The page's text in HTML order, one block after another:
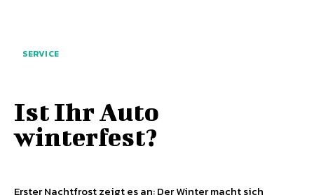
SERVICE
Ist Ihr Auto
winterfest?
Erster Nachtfrost zeigt es an: Der Winter macht sich